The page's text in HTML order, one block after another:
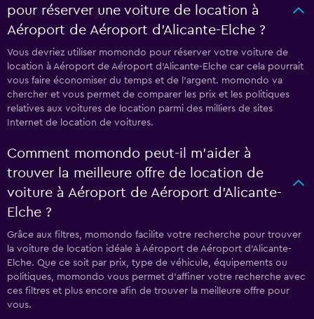
pour réserver une voiture de location à
Aéroport de Aéroport d'Alicante-Elche ?
Vous devriez utiliser momondo pour réserver votre voiture de
location à Aéroport de Aéroport d'Alicante-Elche car cela pourrait
vous faire économiser du temps et de l'argent. momondo va
chercher et vous permet de comparer les prix et les politiques
relatives aux voitures de location parmi des milliers de sites
Internet de location de voitures.
Comment momondo peut-il m’aider à
trouver la meilleure offre de location de
voiture à Aéroport de Aéroport d'Alicante-
Elche ?
Grâce aux filtres, momondo facilite votre recherche pour trouver
la voiture de location idéale à Aéroport de Aéroport d'Alicante-
Elche. Que ce soit par prix, type de véhicule, équipements ou
politiques, momondo vous permet d'affiner votre recherche avec
ces filtres et plus encore afin de trouver la meilleure offre pour
vous.